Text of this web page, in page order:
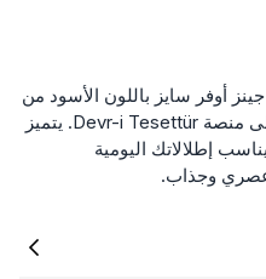
أوفر سايز باللون الأسود من
تشكيلة Pasaklı Giyim المتوفرة على منصة Devr-i Tesettür. يتميز
إطلالاتك اليومية
وجذاب.